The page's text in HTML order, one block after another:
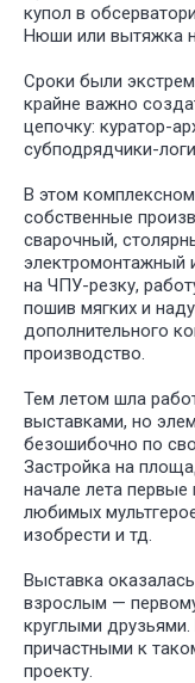
купол в
Нюши или вытяжка
Сроки были
крайне важно
цепочку: куратор-
субподрядчики-
В этом
собственные
сварочный,
электромонтажный
на ЧПУ-резку,
пошив мягких и
дополнительного
производство.
Тем летом шла
выставками, но
безошибочно по
Застройка на
начале лета первые
любимых
изобрести и тд.
Выставка
взрослым —
круглыми
причастными к
проекту.